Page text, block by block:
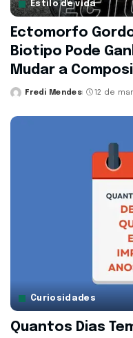
Estilo de vida
Ectomorfo
Biotipo Pode
Mudar a
Posted
Fredi Mendes 12 de
Curiosidades
Quantos Dias